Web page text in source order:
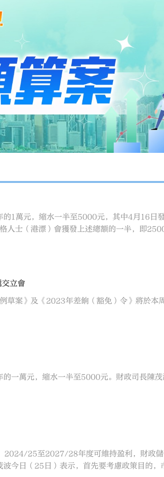
的1萬元，縮水一半至5000元，其中4月16日
人士（港漂）會獲發上述總額的一半，即
立會
草案》及《2023年差餉（豁免）令》將於本
一萬元，縮水一半至5000元。財政司長陳
2024/25至2027/28年度可維持盈利，財政
今日（25日）表示，首先要考慮政策目的，